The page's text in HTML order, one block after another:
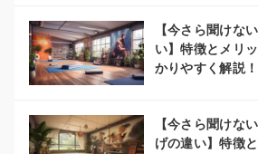
【今さら聞けな
い】特徴とメリ
かりやすく解説！
【今さら聞けな
げの違い】特徴